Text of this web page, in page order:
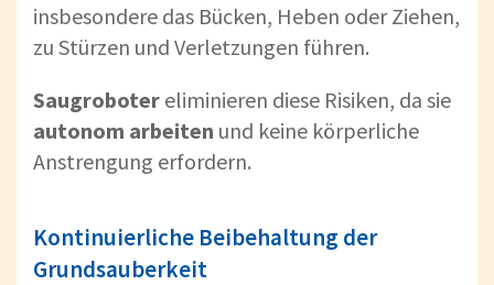
insbesondere das Bücken, Heben oder Ziehen,
zu Stürzen und Verletzungen führen.
Saugroboter eliminieren diese Risiken, da sie
autonom arbeiten und keine körperliche
Anstrengung erfordern.
Kontinuierliche Beibehaltung der
Grundsauberkeit